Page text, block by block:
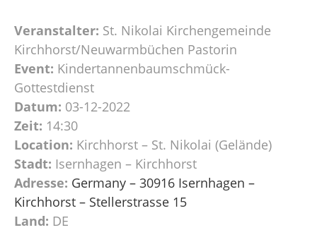
Veranstalter: St. Nikolai Kirchengemeinde
Kirchhorst/Neuwarmbüchen Pastorin
Event: Kindertannenbaumschmück-
Gottestdienst
Datum: 03-12-2022
Zeit: 14:30
Location: Kirchhorst – St. Nikolai (Gelände)
Stadt: Isernhagen – Kirchhorst
Adresse: Germany – 30916 Isernhagen –
Kirchhorst – Stellerstrasse 15
Land: DE